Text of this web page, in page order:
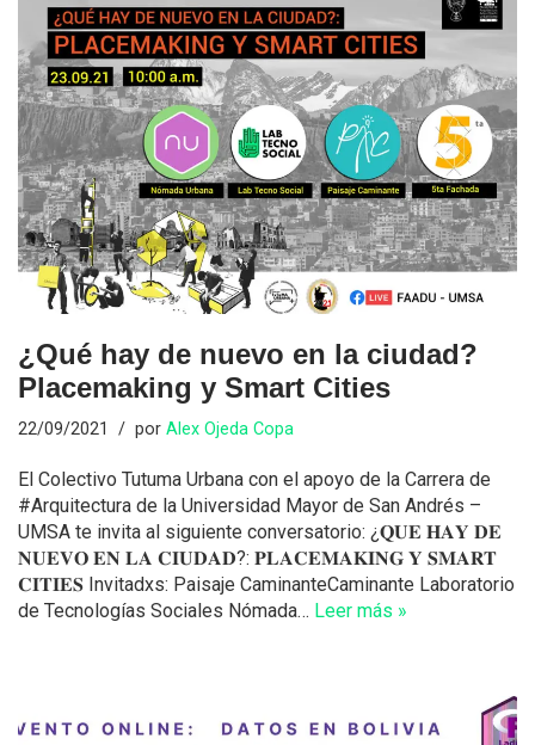
¿Qué hay de nuevo en la ciudad?
Placemaking y Smart Cities
22/09/2021 por Alex Ojeda Copa
El Colectivo Tutuma Urbana con el apoyo de la Carrera de
#Arquitectura de la Universidad Mayor de San Andrés –
UMSA te invita al siguiente conversatorio: ¿𝐐𝐔𝐄 𝐇𝐀𝐘 𝐃𝐄
𝐍𝐔𝐄𝐕𝐎 𝐄𝐍 𝐋𝐀 𝐂𝐈𝐔𝐃𝐀𝐃?: 𝐏𝐋𝐀𝐂𝐄𝐌𝐀𝐊𝐈𝐍𝐆 𝐘 𝐒𝐌𝐀𝐑𝐓
𝐂𝐈𝐓𝐈𝐄𝐒 Invitadxs: Paisaje CaminanteCaminante Laboratorio
de Tecnologías Sociales Nómada… Leer más »